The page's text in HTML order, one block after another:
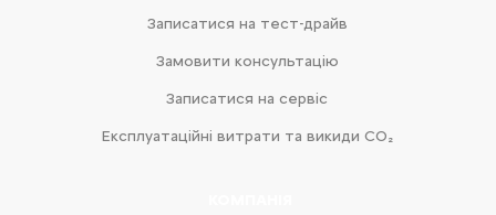
Записатися на тест-драйв
Замовити консультацію
Записатися на сервіс
Експлуатаційні витрати та викиди CO₂